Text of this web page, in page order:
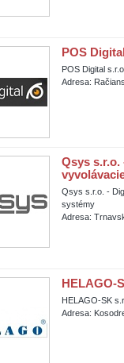
POS
POS Digital
Adresa:
Qsys
Qsys s.r.o. -
systémy
Adresa:
HELAGO-
HELAGO-SK
Adresa: